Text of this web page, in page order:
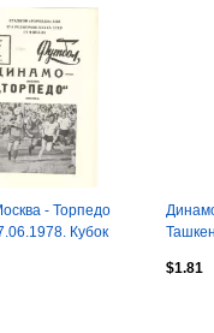
- Торпедо
Кубок
$1.81